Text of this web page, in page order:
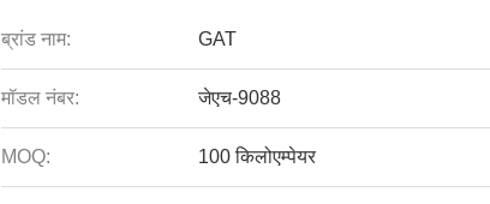
ब्रांड नाम: GAT
मॉडल नंबर: जेएच-9088
MOQ: 100 किलोएम्पेयर